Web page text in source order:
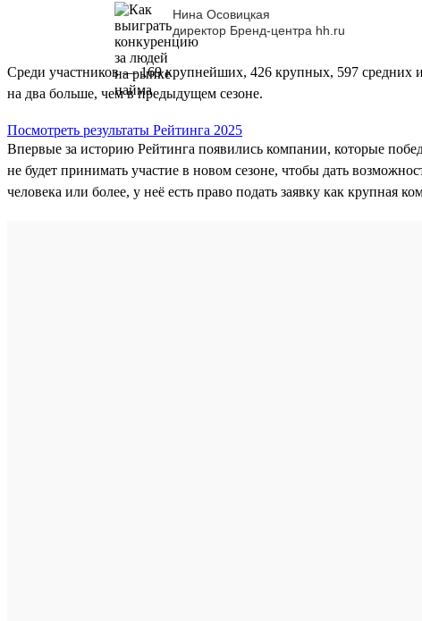
Нина Осовицкая
директор Бренд-центра hh.ru
Среди участников — 169 крупнейших, 426 крупных, 597 средних
на два больше, чем в предыдущем сезоне.
Посмотреть результаты Рейтинга 2025
Впервые за историю Рейтинга появились компании, которые
не будет принимать участие в новом сезоне, чтобы дать
человека или более, у неё есть право подать заявку как крупная